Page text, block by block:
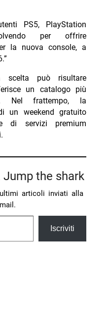
PS5, PlayStation
per offrire
la nuova console, a
scelta può risultare
un catalogo più
Nel frattempo, la
un weekend gratuito
di servizi premium
Jump the shark
articoli inviati alla
Iscriviti